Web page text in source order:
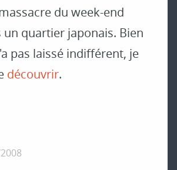
du week-end
quartier japonais. Bien
pas laissé indifférent, je
découvrir.